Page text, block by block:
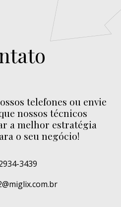
telefones ou envie
nossos técnicos
a melhor estratégia
o seu negócio!
3439